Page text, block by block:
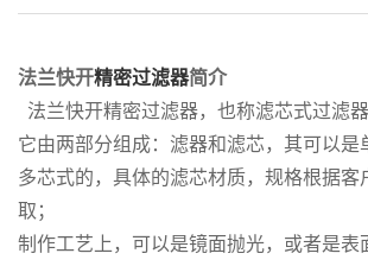
法兰快开精密过滤器简介
法兰快开精密过滤器，也称滤芯式过滤
它由两部分组成：滤器和滤芯，其可以是
多芯式的，具体的滤芯材质，规格根据客
取；
制作工艺上，可以是镜面抛光，或者是表